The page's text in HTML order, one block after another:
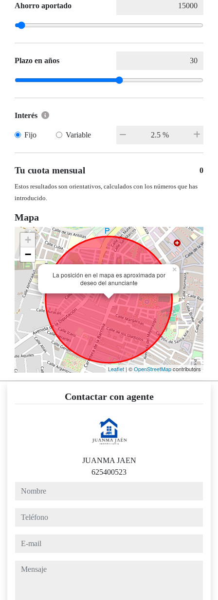
Ahorro aportado
Plazo en años
Interés
Fijo Variable
Tu cuota mensual 0
Estos resultados son orientativos, calculados con los números que has
introducido.
Mapa
La posición en el mapa es aproximada por
deseo del anunciante
×
+
−
Leaflet | ©OpenStreetMapcontributors
Contactar con agente
JUANMA JAEN
625400523
nombre
teléfono
e-mail
mensaje